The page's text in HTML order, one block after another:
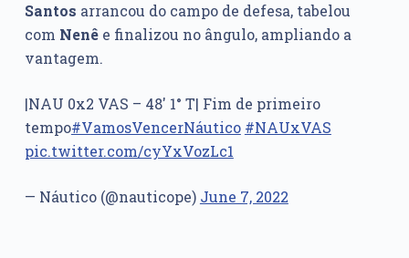
Santos arrancou do campo de defesa, tabelou
com Nenêe finalizou no ângulo, ampliando a
vantagem.
|NAU 0x2 VAS – 48' 1° T| Fim de primeiro
tempo#VamosVencerNáutico #NAUxVAS
pic.twitter.com/cyYxVozLc1
— Náutico (@nauticope) June 7, 2022